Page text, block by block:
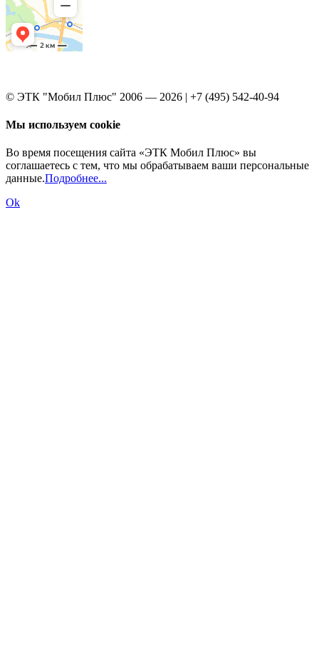
© ЭТК "Мобил Плюс" 2006 — 2026 | +7 (495) 542-40-94
Мы используем cookie
Во время посещения сайта «ЭТК Мобил Плюс» вы
соглашаетесь с тем, что мы обрабатываем ваши персональные
данные.Подробнее...
Ok